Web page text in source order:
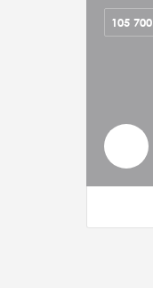
105 700